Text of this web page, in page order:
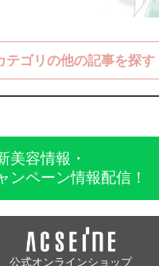
テゴリの他の記事を探す
美容情報・
ンペーン情報配信！
公式オンラインショップ